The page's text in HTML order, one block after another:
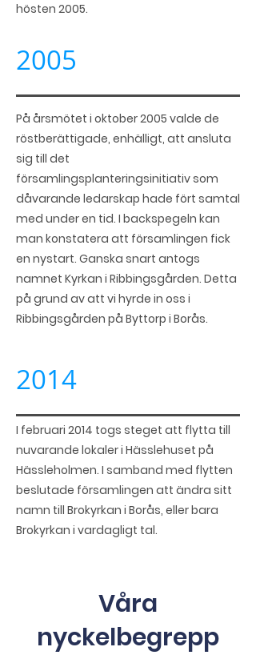
hösten 2005.
2005
På årsmötet i oktober 2005 valde de
röstberättigade, enhälligt, att ansluta
sig till det
församlingsplanteringsinitiativ som
dåvarande ledarskap hade fört samtal
med under en tid. I backspegeln kan
man konstatera att församlingen fick
en nystart. Ganska snart antogs
namnet Kyrkan i Ribbingsgården. Detta
på grund av att vi hyrde in oss i
Ribbingsgården på Byttorp i Borås.
2014
I februari 2014 togs steget att flytta till
nuvarande lokaler i Hässlehuset på
Hässleholmen. I samband med flytten
beslutade församlingen att ändra sitt
namn till Brokyrkan i Borås, eller bara
Brokyrkan i vardagligt tal.
Våra
nyckelbegrepp